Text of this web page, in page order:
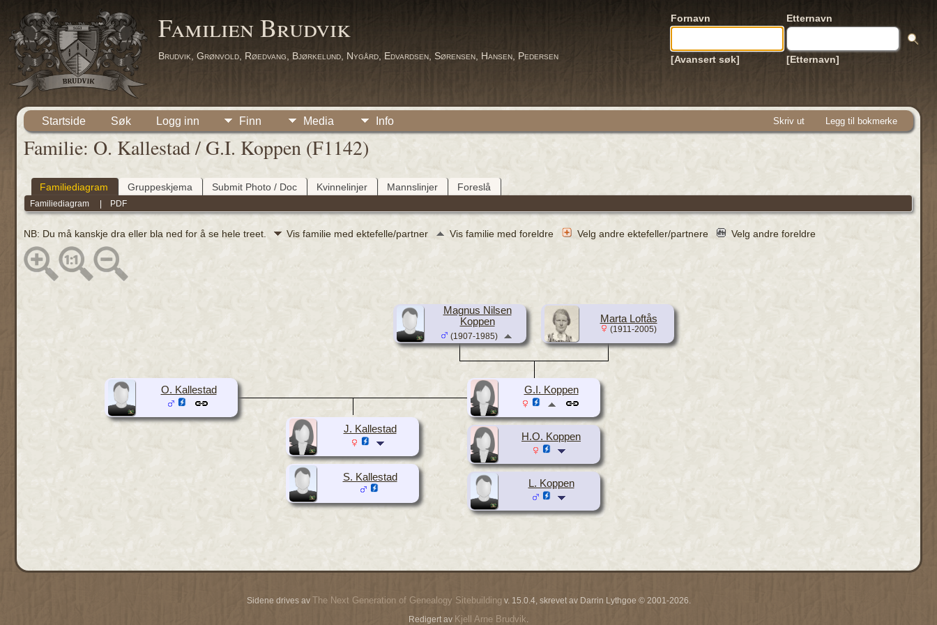
Familien Brudvik
Brudvik, Grønvold, Røedvang, Bjørkelund, Nygård, Edvardsen, Sørensen, Hansen, Pedersen
Fornavn Etternavn
[Avansert søk] [Etternavn]
Startside Søk Logg inn Finn Media Info Skriv ut Legg til bokmerke
Familie: O. Kallestad / G.I. Koppen (F1142)
Familiediagram Gruppeskjema Submit Photo / Doc Kvinnelinjer Mannslinjer Foreslå
Familiediagram | PDF
NB: Du må kanskje dra eller bla ned for å se hele treet. Vis familie med ektefelle/partner Vis familie med foreldre Velg andre ektefeller/partnere Velg andre foreldre
Magnus Nilsen
Koppen
(1907-1985)
Marta Loftås
(1911-2005)
H.O. Koppen
L. Koppen
O. Kallestad G.I. Koppen
J. Kallestad
S. Kallestad
Sidene drives av The Next Generation of Genealogy Sitebuildingv. 15.0.4, skrevet av Darrin Lythgoe © 2001-2026.
Redigert av Kjell Arne Brudvik